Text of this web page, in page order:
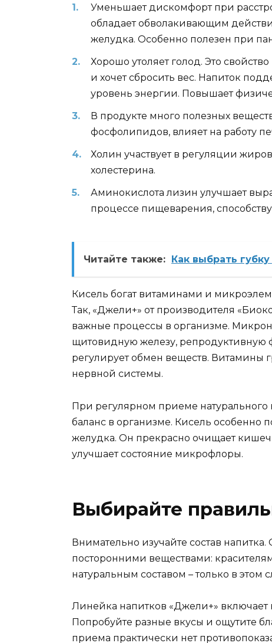
Уменьшает дискомфорт при
обладает обволакивающим
желудка. Особенно полезен при
Хорошо утоляет голод. Это
и хочет сбросить вес. Напиток
уровень энергии. Повышает
В продукте много полезных
фосфолипидов, влияет на работу
Холин участвует в регуляции
холестерина.
Аминокислота лизин улучшает
процессе пищеварения,
Читайте также: Как выбрать
Кисель богат витаминами и
Так, «Джели+» от производителя
важные процессы в организме.
щитовидную железу, репродуктивную
регулирует обмен веществ. Витамины
нервной системы.
При регулярном приеме
баланс в организме. Кисель особенно
желудка. Он прекрасно очищает
улучшает состояние микрофлоры.
Выбирайте
Внимательно изучайте состав
посторонними веществами:
натуральным составом – только в этом
Линейка напитков «Джели+»
Попробуйте разные вкусы и ощутите
приема практически нет